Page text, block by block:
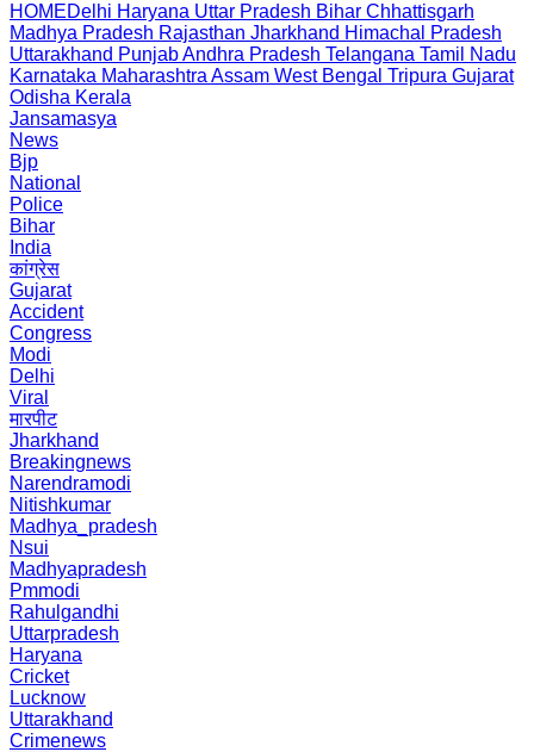
HOMEDelhi Haryana Uttar Pradesh Bihar Chhattisgarh
Madhya Pradesh Rajasthan Jharkhand Himachal Pradesh
Uttarakhand PunjabAndhra Pradesh Telangana Tamil Nadu
Karnataka Maharashtra Assam West Bengal Tripura Gujarat
Odisha Kerala
Jansamasya
News
Bjp
National
Police
Bihar
India
कांग्रेस
Gujarat
Accident
Congress
Modi
Delhi
Viral
मारपीट
Jharkhand
Breakingnews
Narendramodi
Nitishkumar
Madhya_pradesh
Nsui
Madhyapradesh
Pmmodi
Rahulgandhi
Uttarpradesh
Haryana
Cricket
Lucknow
Uttarakhand
Crimenews